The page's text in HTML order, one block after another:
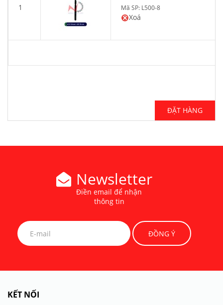
1 Mã SP: L500-8
Xoá
ĐẶT HÀNG
Newsletter
Điền email để nhận
thông tin
KẾT NỐI